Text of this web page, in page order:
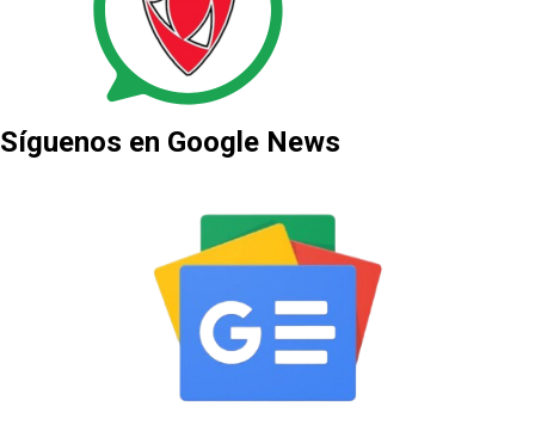
Síguenos en Google News